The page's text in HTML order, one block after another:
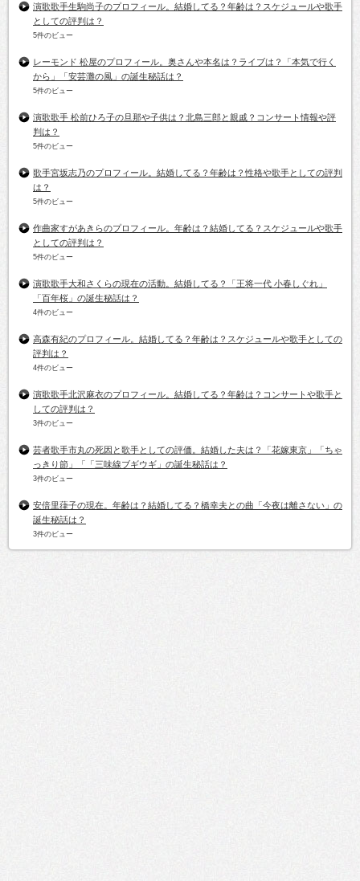
演歌歌手生駒尚子のプロフィール。結婚してる？年齢は？スケジュールや歌手
としての評判は？
5件のビュー
レーモンド 松屋のプロフィール。奥さんや本名は？ライブは？「本気で行く
から」「安芸灘の風」の誕生秘話は？
5件のビュー
演歌歌手 松前ひろ子の旦那や子供は？北島三郎と親戚？コンサート情報や評
判は？
5件のビュー
歌手宮坂志乃のプロフィール。結婚してる？年齢は？性格や歌手としての評判
は？
5件のビュー
作曲家すがあきらのプロフィール。年齢は？結婚してる？スケジュールや歌手
としての評判は？
5件のビュー
演歌歌手大和さくらの現在の活動。結婚してる？「王将一代 小春しぐれ」
「百年桜」の誕生秘話は？
4件のビュー
高森有紀のプロフィール。結婚してる？年齢は？スケジュールや歌手としての
評判は？
4件のビュー
演歌歌手北沢麻衣のプロフィール。結婚してる？年齢は？コンサートや歌手と
しての評判は？
3件のビュー
芸者歌手市丸の死因と歌手としての評価。結婚した夫は？「花嫁東京」「ちゃ
っきり節」「「三味線ブギウギ」の誕生秘話は？
3件のビュー
安倍里葎子の現在。年齢は？結婚してる？橋幸夫との曲「今夜は離さない」の
誕生秘話は？
3件のビュー